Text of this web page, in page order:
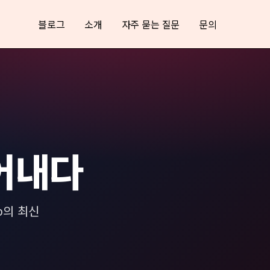
블로그 소개 자주 묻는 질문 문의
다
최신